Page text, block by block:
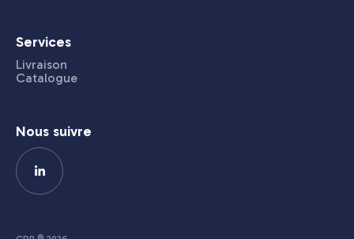
Services
Livraison
Catalogue
Nous suivre